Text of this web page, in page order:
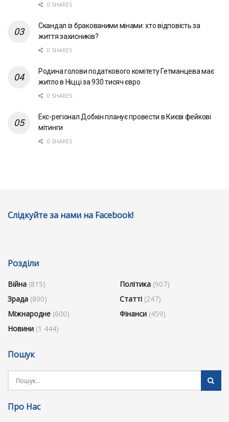
0 SHARES
Скандал із бракованими мінами: хто відповість за
життя захисників?
0 SHARES
Родина голови податкового комітету Гетманцева має
житло в Ніцці за 930 тисяч євро
0 SHARES
Екс-регіонал Добкін планує провести в Києві фейкові
мітинги
0 SHARES
Слідкуйте за нами на Facebook!
Розділи
Війна (815)
Зрада (800)
Міжнародне (600)
Новини (1 444)
Політика (907)
Статті (247)
Фінанси (459)
Пошук
Про Нас